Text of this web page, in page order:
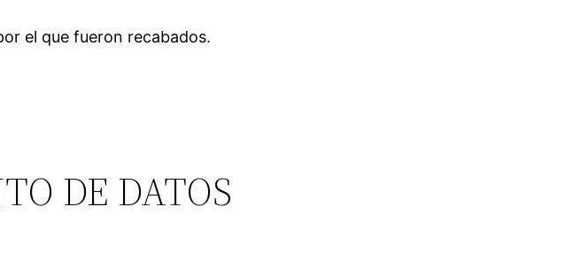
el que fueron recabados.
DE DATOS
web.
durante tu
visita. Si